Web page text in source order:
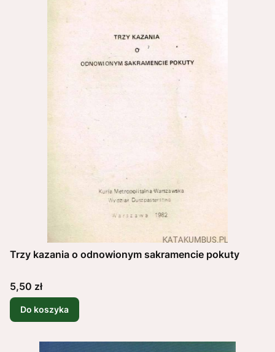
Trzy kazania o odnowionym sakramencie pokuty
Cena
5,50 zł
Do koszyka